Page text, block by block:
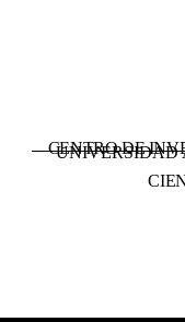
UNIVERSIDAD
CENTRO DE